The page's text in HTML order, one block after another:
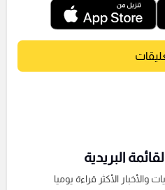
البريدية
والأخبار الأكثر قراءة يوميا